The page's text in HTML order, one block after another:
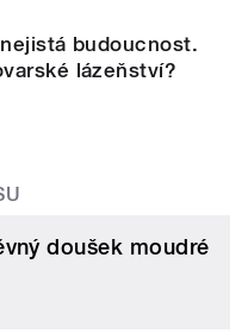
budoucnost.
lázeňství?
doušek moudré